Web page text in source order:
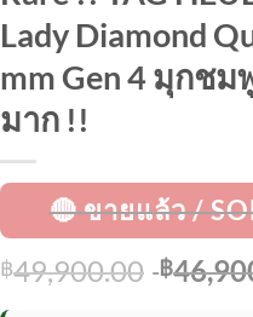
Lady Diamond
mm Gen 4 มุกชม
มาก !!
฿49,900.00
price
฿